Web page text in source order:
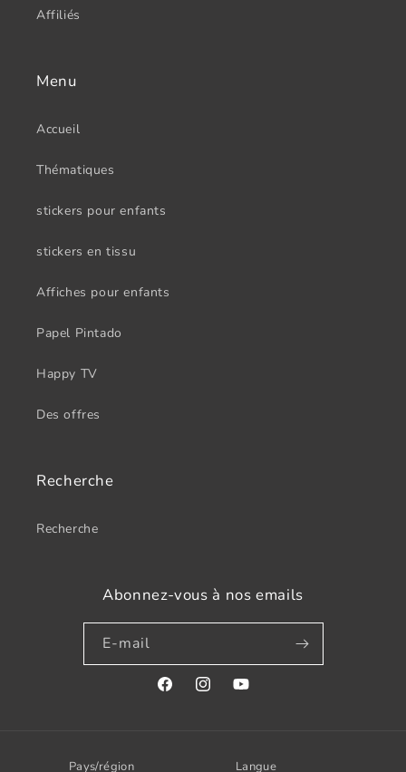
Affiliés
Menu
Accueil
Thématiques
stickers pour enfants
stickers en tissu
Affiches pour enfants
Papel Pintado
Happy TV
Des offres
Recherche
Recherche
Abonnez-vous à nos emails
E-mail
FacebookInstagramYouTube
Pays/région Langue